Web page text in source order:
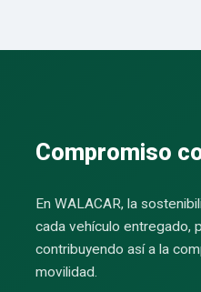
Compromiso
En WALACAR, la
cada vehículo entregado,
contribuyendo así a la
movilidad.